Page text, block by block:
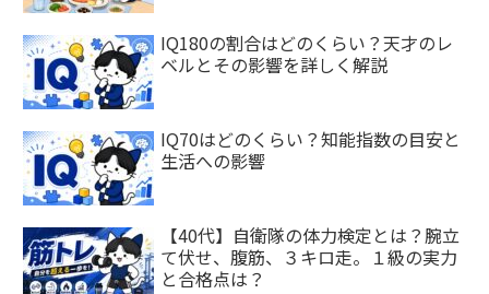
IQ180の割合はどのくらい？天才のレ
ベルとその影響を詳しく解説
IQ70はどのくらい？知能指数の目安と
生活への影響
【40代】自衛隊の体力検定とは？腕立
て伏せ、腹筋、３キロ走。１級の実力
と合格点は？